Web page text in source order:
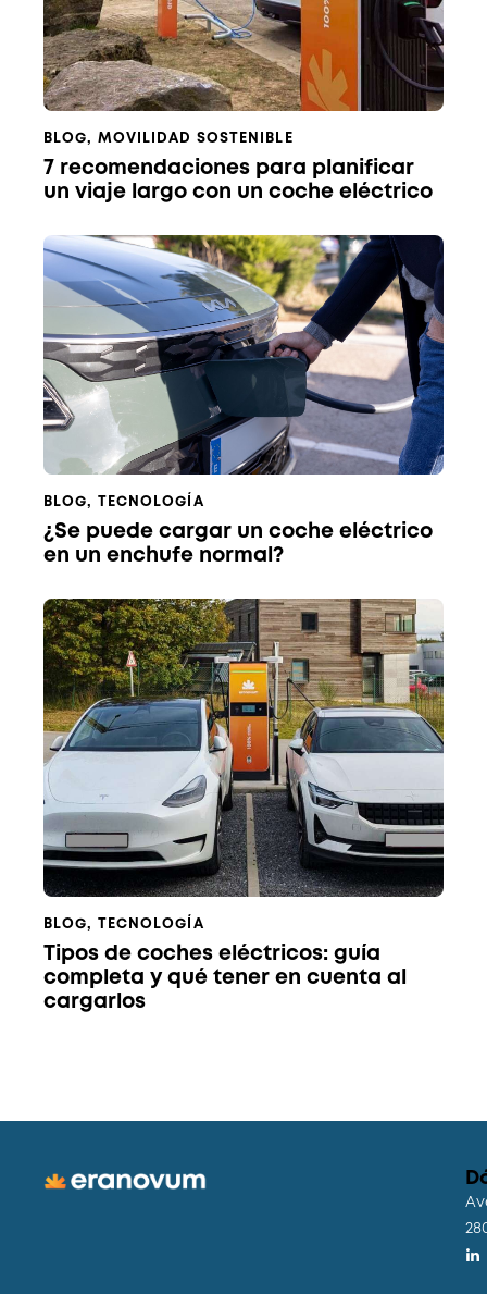
BLOG, MOVILIDAD SOSTENIBLE
7 recomendaciones para planificar
un viaje largo con un coche eléctrico
BLOG, TECNOLOGÍA
¿Se puede cargar un coche eléctrico
en un enchufe normal?
BLOG, TECNOLOGÍA
Tipos de coches eléctricos: guía
completa y qué tener en cuenta al
cargarlos